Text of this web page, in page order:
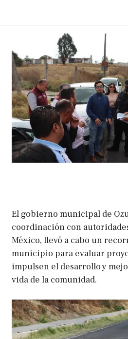
El gobierno municipal de
coordinación con
México, llevó a cabo un
municipio para evaluar
impulsen el desarrollo y
vida de la comunidad.